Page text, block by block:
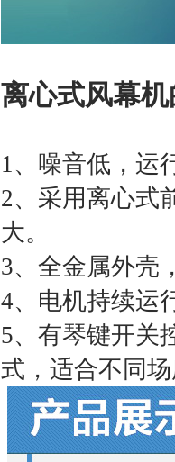
离心式风幕
1、噪音低，运
2、采用离心式
大。
3、全金属外壳
4、电机持续运
5、有琴键开关
式，适合不同